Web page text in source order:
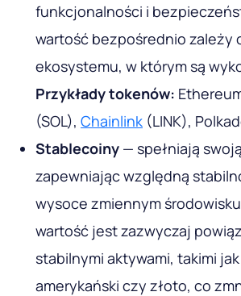
funkcjonalności i
wartość bezpośrednio zależy
ekosystemu, w którym są
Przykłady tokenów:
(SOL), Chainlink (LINK),
Stablecoiny — spełniają
zapewniając względną
wysoce zmiennym
wartość jest zazwyczaj
stabilnymi aktywami, takimi
amerykański czy złoto, co